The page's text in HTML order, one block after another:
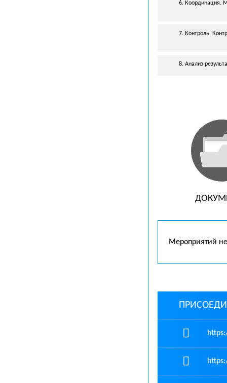
6. Координация.
7. Контроль.
8. Анализ
Мероприятий